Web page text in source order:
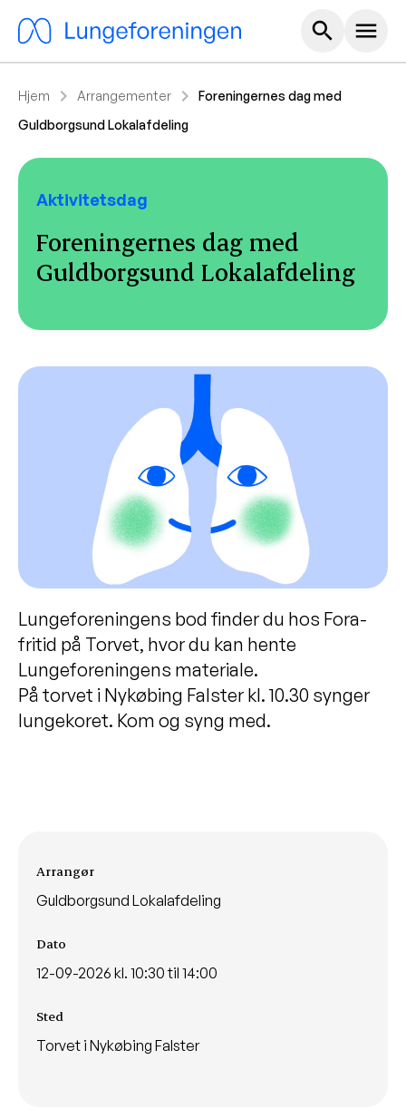
search Hoved
menu
Hjem chevron_right Arrangementer chevron_right
Foreningernes dag med
Guldborgsund Lokalafdeling
Aktivitetsdag
Foreningernes dag med
Guldborgsund Lokalafdeling
Lungeforeningens bod finder du hos Fora-
fritid på Torvet, hvor du kan hente
Lungeforeningens materiale.
På torvet i Nykøbing Falster kl. 10.30 synger
lungekoret. Kom og syng med.
Arrangementsinformationer
Arrangør
Guldborgsund Lokalafdeling
Dato
12-09-2026 kl. 10:30 til 14:00
Sted
Torvet i Nykøbing Falster